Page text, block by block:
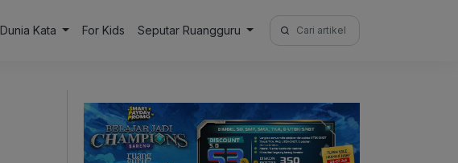
Dunia Kata For Kids Seputar Ruangguru
Search
for: